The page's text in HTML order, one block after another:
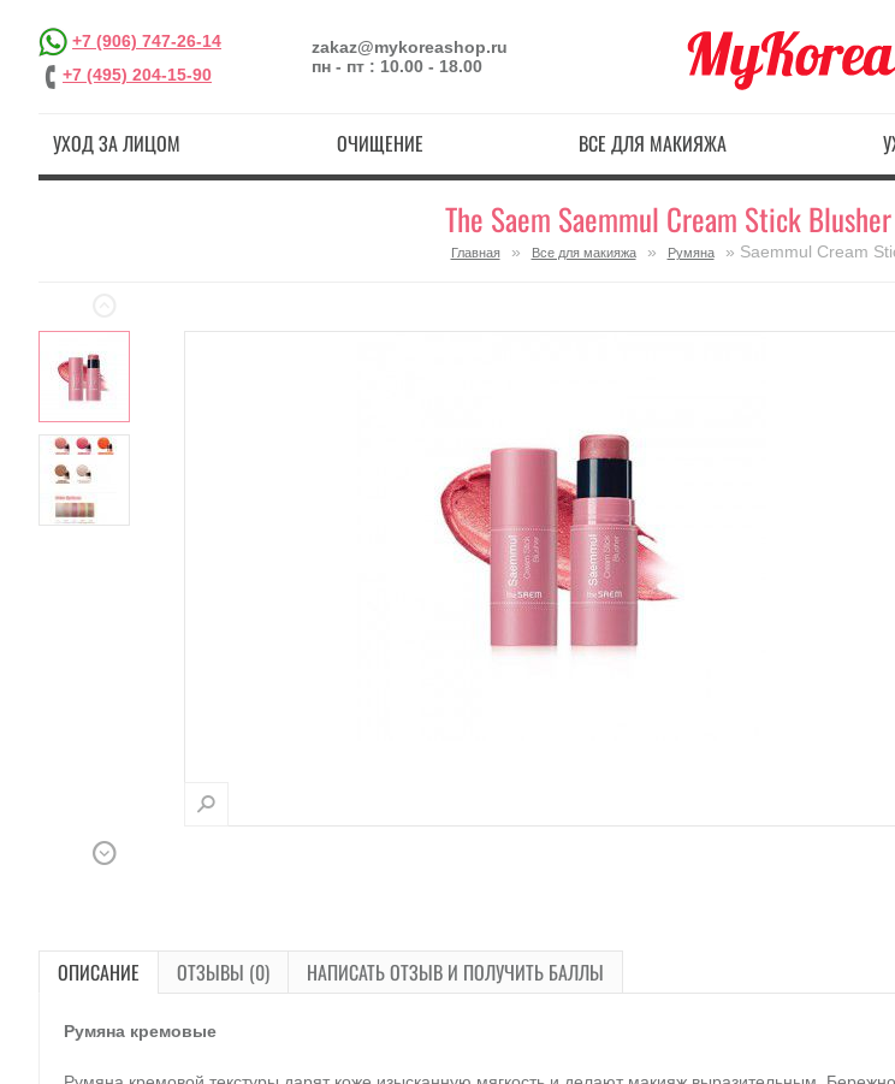
+7 (906) 747-26-14
+7 (495) 204-15-90
zakaz@mykoreashop.ru
пн - пт : 10.00 - 18.00
УХОД ЗА ЛИЦОМ ОЧИЩЕНИЕ ВСЕ ДЛЯ МАКИЯЖА
The Saem Saemmul Cream Stick
Главная » Все для макияжа » Румяна » Saemmul Cream
ОПИСАНИЕ ОТЗЫВЫ (0) НАПИСАТЬ ОТЗЫВ И ПОЛУЧИТЬ БАЛЛЫ
Румяна кремовые